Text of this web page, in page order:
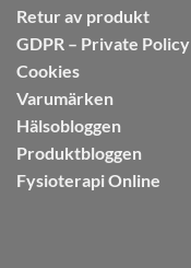
Retur av produkt
GDPR – Private Policy
Cookies
Varumärken
Hälsobloggen
Produktbloggen
Fysioterapi Online